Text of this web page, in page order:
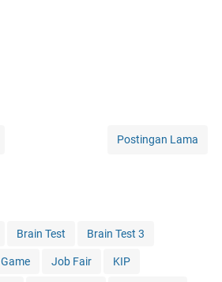
Postingan Lama
Brain Test Brain Test 3
Game Job Fair KIP